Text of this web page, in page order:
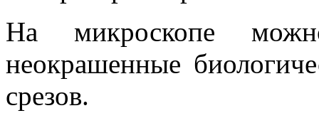
На микроскопе
неокрашенные
срезов.